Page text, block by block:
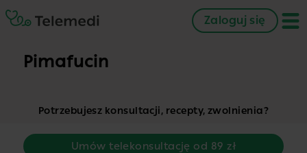
Zaloguj się
Pimafucin
Potrzebujesz konsultacji, recepty, zwolnienia?
Umów telekonsultację od 89 zł